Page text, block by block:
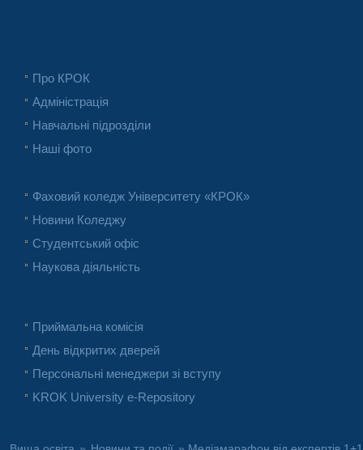
Про КРОК
Адміністрація
Навчальні підрозділи
Наші фото
Фаховий коледж Університету «КРОК»
Новини Коледжу
Студентський офіс
Наукова діяльність
Приймальна комісія
День відкритих дверей
Персональні менеджери зі вступу
KROK University e-Repository